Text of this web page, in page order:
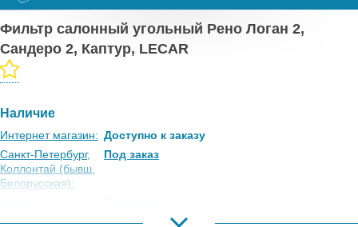
Фильтр салонный угольный Рено Логан 2,
Сандеро 2, Каптур, LECAR
Наличие
Интернет магазин: Доступно к заказу
Санкт-Петербург,
Коллонтай (бывш.
Белорусская):
Под заказ